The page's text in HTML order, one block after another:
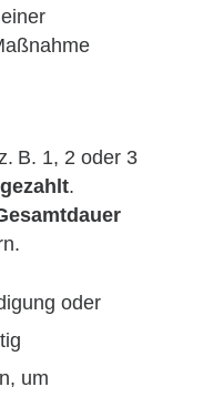
B. 1, 2 oder 3
.
oder
um